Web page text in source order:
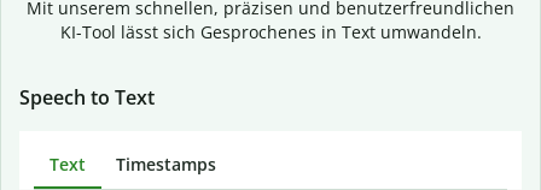
Mit unserem schnellen, präzisen und benutzerfreundlichen
KI-Tool lässt sich Gesprochenes in Text umwandeln.
Speech to Text
Text Timestamps